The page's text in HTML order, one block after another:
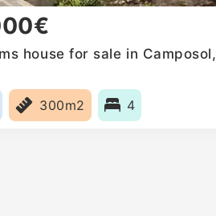
house for sale in Camposol,
300m2 4